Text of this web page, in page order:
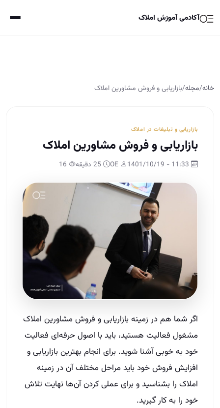
آکادمی آموزش املاک
خانه/مجله/بازاریابی و فروش مشاورین املاک
بازاریابی و تبلیغات در املاک
بازاریابی و فروش مشاورین املاک
اگر شما هم در زمینه بازاریابی و فروش مشاورین املاک
مشغول فعالیت هستید، باید با اصول حرفه‌ای فعالیت
خود به خوبی آشنا شوید. برای انجام بهترین بازاریابی و
افزایش فروش خود باید مراحل مختلف آن در زمینه
املاک را بشناسید و برای عملی کردن آن‌ها نهایت تلاش
خود را به کار گیرید.